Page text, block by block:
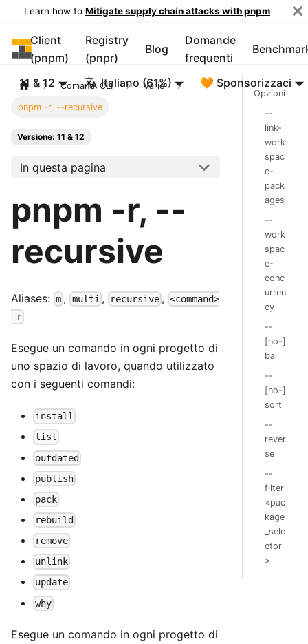
Learn how to Mitigate supply chain attacks with pnpm
pnpm
Client
(pnpm)
Registry
(pnpr)
Blog
Domande
frequenti
11 & 12 Italiano (61%) 🧡 Sponsorizzaci
Comandi CLI Varie
pnpm -r, --recursive
Versione: 11 & 12
In questa pagina
pnpm -r, --
recursive
Aliases: m , multi , recursive , <command>
-r
Esegue un comando in ogni progetto di
uno spazio di lavoro, quando utilizzato
con i seguenti comandi:
install
list
outdated
publish
pack
rebuild
remove
unlink
update
why
Esegue un comando in ogni progetto di
Opzioni
--
link-
work
spac
e-
pack
ages
--
work
spac
e-
conc
urren
cy
--
[no-]
bail
--
[no-]
sort
--
rever
se
--
filter
<pac
kage
_sele
ctor
>